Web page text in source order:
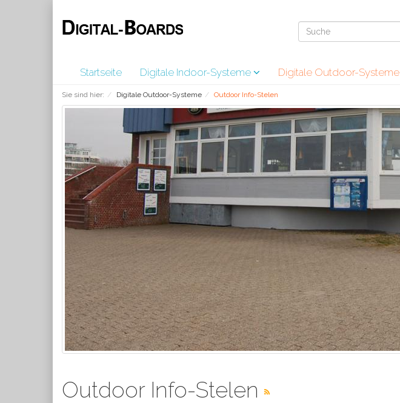
Startseite Digitale Indoor-Systeme Digitale Outdoor-Systeme
Sie sind hier: Digitale Outdoor-Systeme Outdoor Info-Stelen
Outdoor Info-Stelen